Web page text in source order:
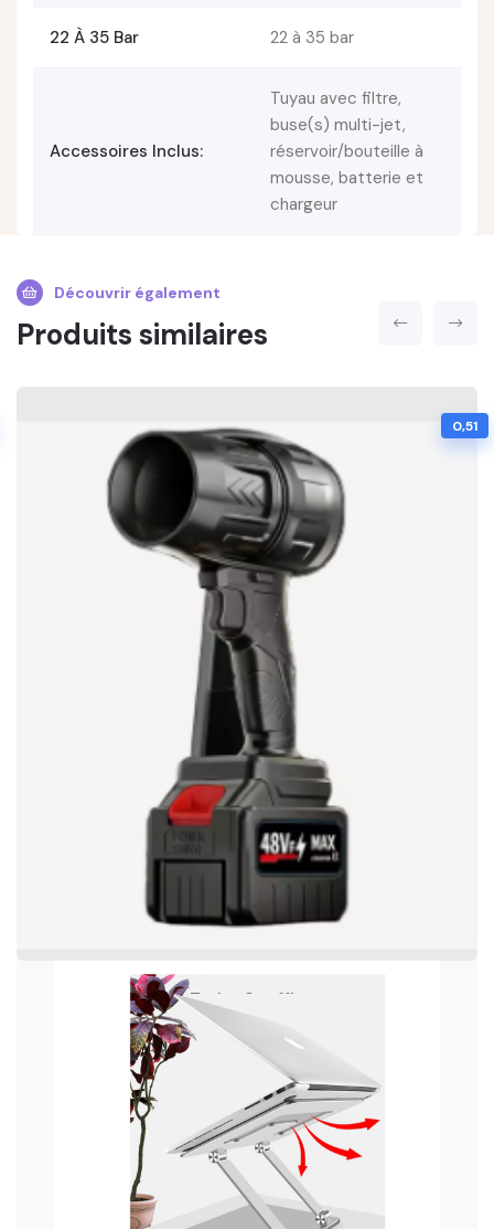
22 À 35 Bar 22 à 35 bar
Accessoires Inclus:
Tuyau avec filtre,
buse(s) multi-jet,
réservoir/bouteille à
mousse, batterie et
chargeur
Découvrir également
Produits similaires
0,51
Turbo Souffle
20 000 FCFA